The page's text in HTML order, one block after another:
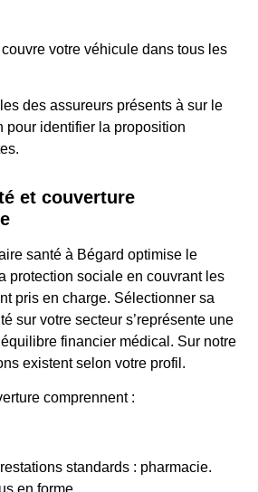
votre véhicule dans tous les
des assureurs présents à sur le
pour identifier la proposition
et couverture
santé à Bégard optimise le
protection sociale en couvrant les
pris en charge. Sélectionner sa
sur votre secteur s’représente une
financier médical. Sur notre
existent selon votre profil.
comprennent :
standards : pharmacie.
en forme.